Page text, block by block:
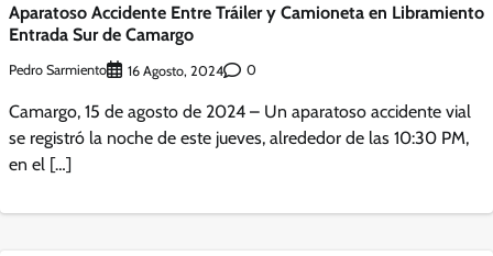
Aparatoso Accidente Entre Tráiler y Camioneta en Libramiento
Entrada Sur de Camargo
Pedro Sarmiento 16 Agosto, 2024 0
Camargo, 15 de agosto de 2024 – Un aparatoso accidente vial
se registró la noche de este jueves, alrededor de las 10:30 PM,
en el […]